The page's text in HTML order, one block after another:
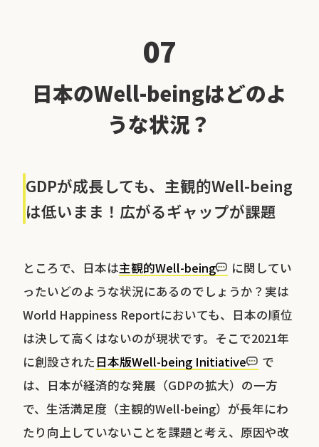
07
日本のWell-beingはどのよ
うな状況？
GDPが成長しても、主観的Well-being
は低いまま！広がるギャップが課題
ところで、日本は主観的Well-being
に関してい
ったいどのような状況にあるのでしょうか？実は
World Happiness Reportにおいても、日本の順位
は決して高くはないのが現状です。そこで2021年
に創設された 日本版Well-being Initiative
で
は、日本が経済的な発展（GDPの拡大）の一方
で、生活満足度（主観的Well-being）が長年にわ
たり向上していないことを課題と考え、原因や改